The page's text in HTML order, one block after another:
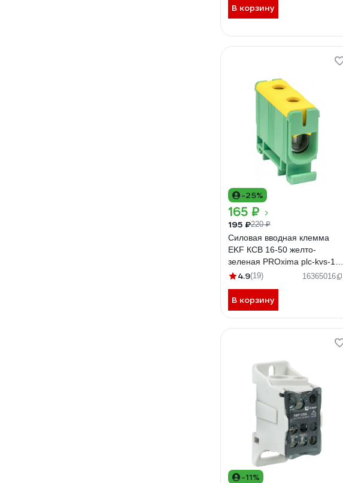
В корзину
-25%
165 ₽
195 ₽220 ₽
Силовая вводная клемма
EKF КСВ 16-50 желто-
зеленая PROxima plc-kvs-16-
50-y-green
4.9(19) 16365016
В корзину
-11%